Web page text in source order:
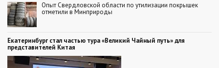
Опыт Свердловской области по утилизации покрышек
отметили в Минприроды
Екатеринбург стал частью тура «Великий Чайный путь» для
представителей Китая